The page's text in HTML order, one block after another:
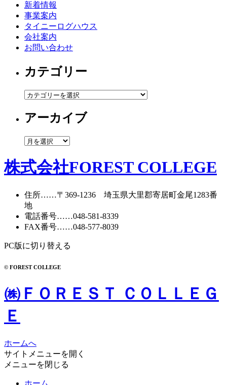
新着情報
事業案内
タイニーログハウス
会社案内
お問い合わせ
カテゴリー
カ
ゴ
ー
アーカイブ
ア
カ
イ
株式会社FOREST COLLEGE
住所……〒369-1236 埼玉県大里郡寄居町金尾1283番
地
電話番号……048-581-8339
FAX番号……048-577-8039
PC版に切り替える
© FOREST COLLEGE
㈱ＦＯＲＥＳＴ ＣＯＬＬＥＧ
Ｅ
ホームへ
サイトメニューを開く
メニューを閉じる